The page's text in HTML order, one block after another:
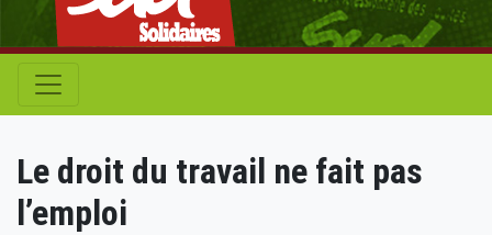
Le droit du travail ne fait pas
l’emploi